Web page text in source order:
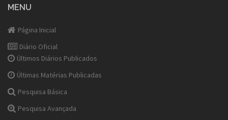
MENU
Página Inicial
Diário Oficial
Últimos Diários Publicados
Últimas Matérias Publicadas
Pesquisa Básica
Pesquisa Avançada